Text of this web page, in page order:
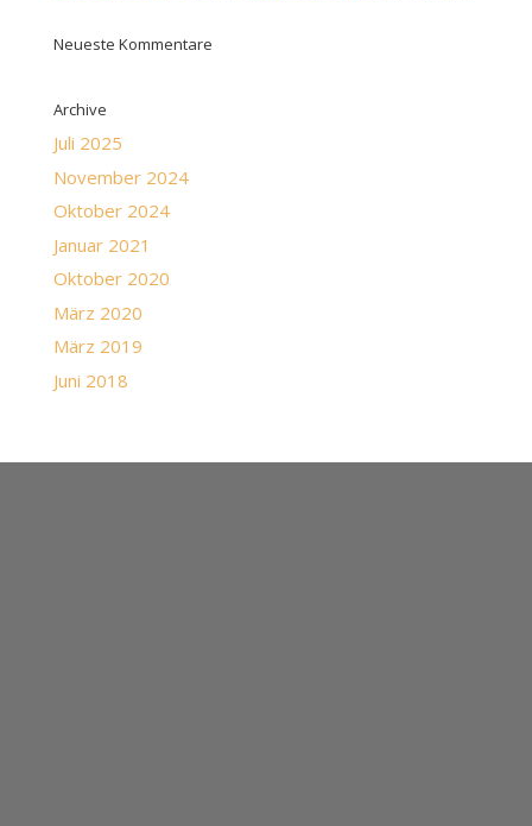
Neueste Kommentare
Archive
Juli 2025
November 2024
Oktober 2024
Januar 2021
Oktober 2020
März 2020
März 2019
Juni 2018